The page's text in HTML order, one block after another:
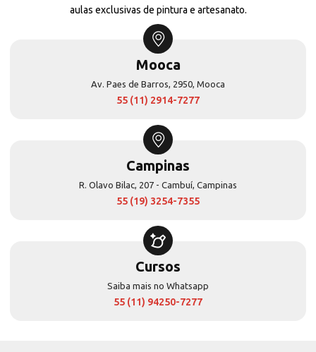
aulas exclusivas de pintura e artesanato.
Mooca
Av. Paes de Barros, 2950, Mooca
55 (11) 2914-7277
Campinas
R. Olavo Bilac, 207 - Cambuí, Campinas
55 (19) 3254-7355
Cursos
Saiba mais no Whatsapp
55 (11) 94250-7277